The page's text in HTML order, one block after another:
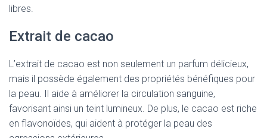
libres.
Extrait de cacao
L’extrait de cacao est non seulement un parfum délicieux,
mais il possède également des propriétés bénéfiques pour
la peau. Il aide à améliorer la circulation sanguine,
favorisant ainsi un teint lumineux. De plus, le cacao est riche
en flavonoïdes, qui aident à protéger la peau des